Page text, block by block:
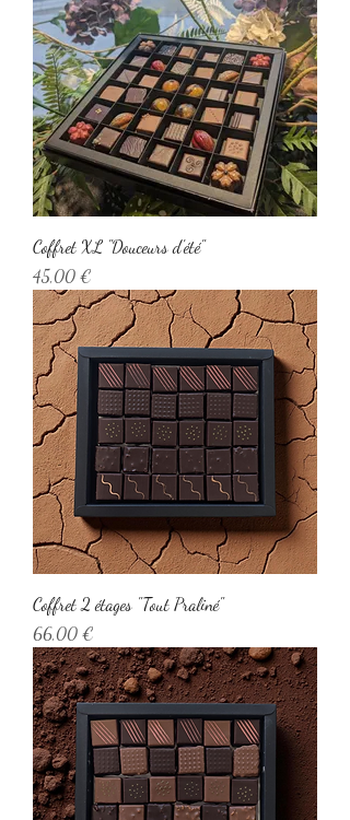
Coffret XL "Douceurs d'été"
Prix
45,00 €
Coffret 2 étages "Tout Praliné"
Prix
66,00 €